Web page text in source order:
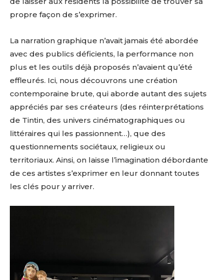
propre façon de s’exprimer.
La narration graphique n’avait jamais été abordée
avec des publics déficients, la performance non
plus et les outils déjà proposés n’avaient qu’été
effleurés. Ici, nous découvrons une création
contemporaine brute, qui aborde autant des sujets
appréciés par ses créateurs (des réinterprétations
de Tintin, des univers cinématographiques ou
littéraires qui les passionnent…), que des
questionnements sociétaux, religieux ou
territoriaux. Ainsi, on laisse l’imagination débordante
de ces artistes s’exprimer en leur donnant toutes
les clés pour y arriver.